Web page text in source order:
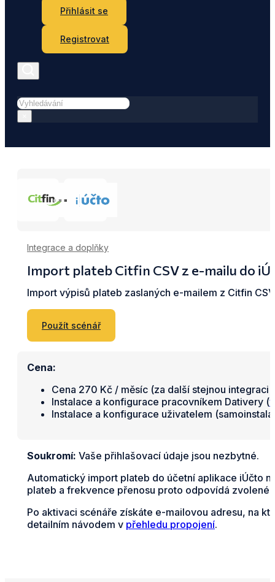
Přihlásit se
Registrovat
Hledat
Integrace a doplňky
Import plateb Citfin CSV z e-mailu do
Import výpisů plateb zaslaných e-mailem z Citfin
Použít scénář
Cena:
Cena 270 Kč / měsíc (za další stejnou integraci
Instalace a konfigurace pracovníkem Dativery (
Instalace a konfigurace uživatelem
Soukromí: Vaše přihlašovací údaje jsou nezbytné.
Automatický import plateb do účetní aplikace iÚčto
plateb a frekvence přenosu proto odpovídá zvolené
Po aktivaci scénáře získáte e-mailovou adresu, na
detailním návodem v přehledu propojení.